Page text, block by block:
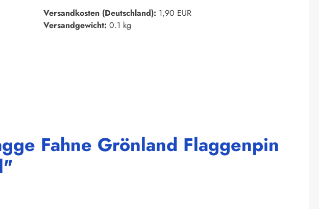
Versandkosten (Deutschland): 1,90 EUR
Versandgewicht: 0.1 kg
Fahne Grönland Flaggenpin